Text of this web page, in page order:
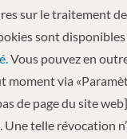
Votre croisière
sur le traitement
sont
Vous pouvez en
moment via
de page du site
Une telle révocation